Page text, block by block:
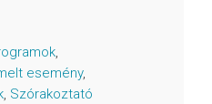
,
esemény,
, Szórakoztató